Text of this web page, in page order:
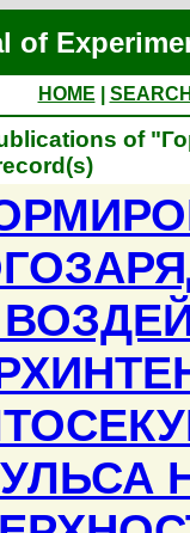
of
HOME
of